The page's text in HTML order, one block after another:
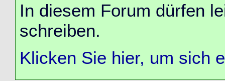
In diesem Forum dürfen
schreiben.
Klicken Sie hier, um sich